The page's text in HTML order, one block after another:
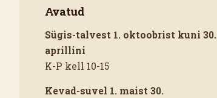
Avatud
Sügis-talvest 1. oktoobrist kuni 30.
aprillini
K-P kell 10-15
Kevad-suvel 1. maist 30.